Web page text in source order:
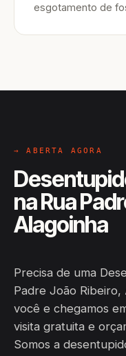
esgotamento de
→ ABERTA AGORA
na Rua
Alagoinha
Precisa de uma
Padre João Ribeiro,
você e chegamos
visita gratuita e
Somos a